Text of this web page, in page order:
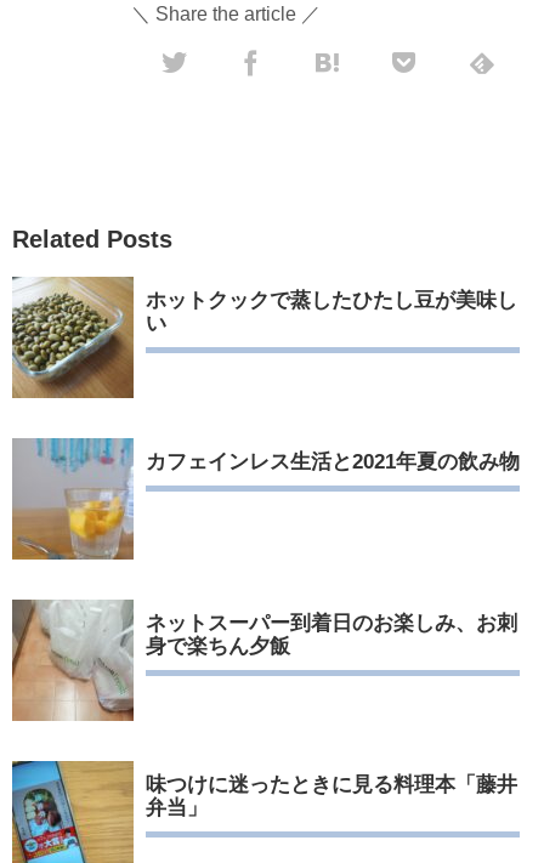
＼ Share the article ／
Related Posts
ホットクックで蒸したひたし豆が美味し
い
カフェインレス生活と2021年夏の飲み物
ネットスーパー到着日のお楽しみ、お刺
身で楽ちん夕飯
味つけに迷ったときに見る料理本「藤井
弁当」